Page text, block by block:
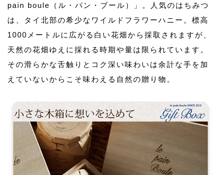
pain boule（ル・パン・ブール）」。人気のはちみつ
は、タイ北部の希少なワイルドフラワーハニー。標高
1000メートルに広がる白い花畑から採取されますが、
天然の花畑ゆえに採れる時期や量は限られています。
その滑らかな舌触りとコク深い味わいは余計な手を加
えていないからこそ味わえる自然の贈り物。